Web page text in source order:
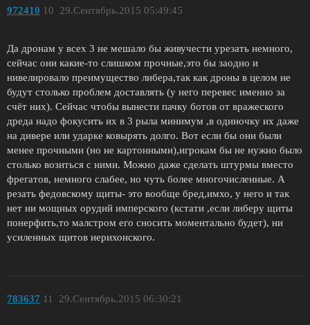
972410 29.Сентябрь.2015 05:49:45
10
Да дронам у всех 3 не мешало бы живучести урезать немного,
сейчас они какие-то слишком прочные,это бы заодно и
нивелировало преимущество либера,так как дроны в целом не
будут столько проблем доставлять (у него перевес именно за
счёт них). Сейчас чтобы вынести пачку ботов от вражеского
дреда надо фокусить их в 3 рыла минимум ,в одиночку их даже
на дивере или ударке ковырять долго. Вот если бы они были
менее прочными (но не картонными),игрокам бы не нужно было
столько возиться с ними. Можно даже сделать штурмы вместо
фрегатов, немного слабее, но чуть более многочисленные. А
резать федовскому щиты- это вообще бред,имхо, у него и так
нет ни мощных орудий имперского (кстати ,если либеру щиты
понерфить,то малстром его сносить моментально будет), ни
усиленных щитов иерихонского.
783637 29.Сентябрь.2015 06:30:21
11